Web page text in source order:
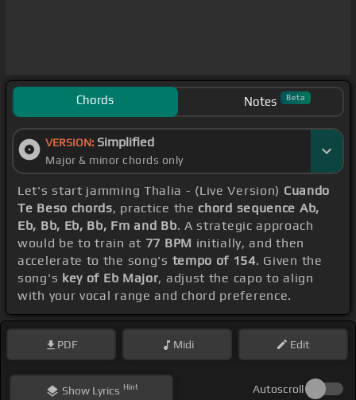
Chords Notes Beta
VERSION: Simplified
Major & minor chords only
Let's start jamming Thalia - (Live Version) Cuando
Te Beso chords, practice the chord sequence Ab,
Eb, Bb, Eb, Bb, Fm and Bb. A strategic approach
would be to train at 77 BPM initially, and then
accelerate to the song's tempo of 154. Given the
song's key of Eb Major, adjust the capo to align
with your vocal range and chord preference.
PDF Midi Edit
ShowLyrics Hint Autoscroll